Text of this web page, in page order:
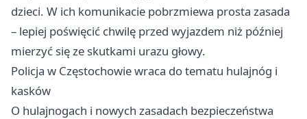
dzieci. W ich komunikacie pobrzmiewa prosta zasada
– lepiej poświęcić chwilę przed wyjazdem niż później
mierzyć się ze skutkami urazu głowy.
Policja w Częstochowie wraca do tematu hulajnóg i
kasków
O hulajnogach i nowych zasadach bezpieczeństwa